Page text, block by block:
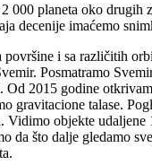
000 planeta oko drugih
decenije imaćemo
površine i sa različitih
Posmatramo
Od 2015 godine
gravitacione talase.
Vidimo objekte
da što dalje gledamo